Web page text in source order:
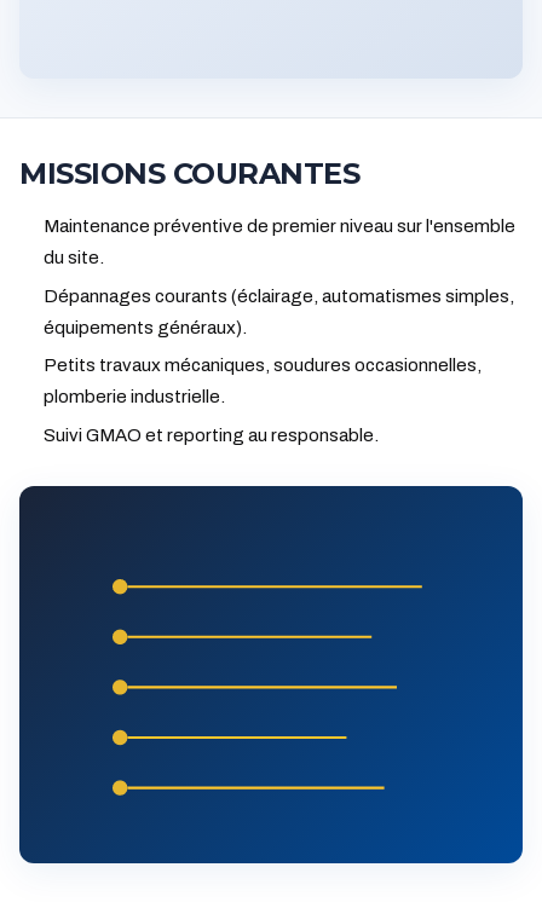
MISSIONS COURANTES
Maintenance préventive de premier niveau sur l'ensemble
du site.
Dépannages courants (éclairage, automatismes simples,
équipements généraux).
Petits travaux mécaniques, soudures occasionnelles,
plomberie industrielle.
Suivi GMAO et reporting au responsable.